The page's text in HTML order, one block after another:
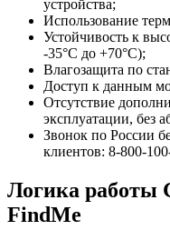
устройства;
Использование
Устойчивость к
-35°С до +70°С);
Влагозащита по
Доступ к данным
Отсутствие
эксплуатации, без
Звонок по России
клиентов: 8-800-
Логика работы
FindMe